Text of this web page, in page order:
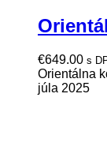
€649.00 s
Orientálna
júla 2025